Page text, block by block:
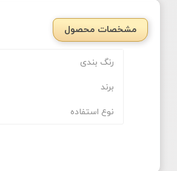
مشخصات محصول
رنگ بندی
برند
نوع استفاده